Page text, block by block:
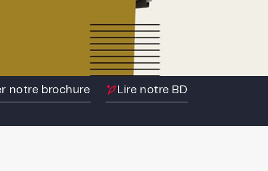
notre brochure Lire notre BD